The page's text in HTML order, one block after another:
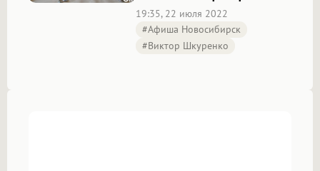
19:35, 22 июля 2022
#Афиша Новосибирск
#Виктор Шкуренко